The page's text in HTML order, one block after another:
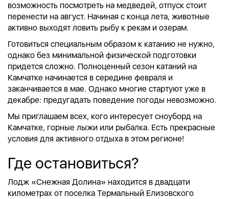
возможность посмотреть на медведей, отпуск стоит
перенести на август. Начиная с конца лета, животные
активно выходят ловить рыбу к рекам и озерам.
Готовиться специальным образом к катанию не нужно,
однако без минимальной физической подготовки
придется сложно. Полноценный сезон катаний на
Камчатке начинается в середине февраля и
заканчивается в мае. Однако многие стартуют уже в
декабре: предугадать поведение погоды невозможно.
Мы приглашаем всех, кого интересует сноуборд на
Камчатке, горные лыжи или рыбалка. Есть прекрасные
условия для активного отдыха в этом регионе!
Где остановиться?
Лодж «Снежная Долина» находится в двадцати
километрах от поселка Термальный Елизовского